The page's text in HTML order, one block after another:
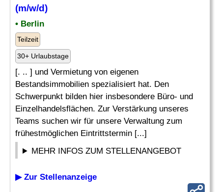
(m/w/d)
• Berlin
Teilzeit
30+ Urlaubstage
[. .. ] und Vermietung von eigenen
Bestandsimmobilien spezialisiert hat. Den
Schwerpunkt bilden hier insbesondere Büro- und
Einzelhandelsflächen. Zur Verstärkung unseres
Teams suchen wir für unsere Verwaltung zum
frühestmöglichen Eintrittstermin [...]
MEHR INFOS ZUM STELLENANGEBOT
▶ Zur Stellenanzeige